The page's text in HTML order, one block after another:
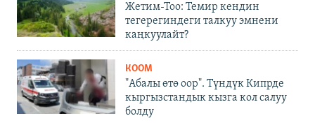
Жетим-Тоо: Темир кендин
тегерегиндеги талкуу эмнени
каңкуулайт?
КООМ
"Абалы өтө оор". Түндүк Кипрде
кыргызстандык кызга кол салуу
болду